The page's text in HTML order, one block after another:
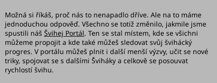
Možná si říkáš, proč nás to nenapadlo dříve. Ale na to máme
jednoduchou odpověď. Všechno se totiž změnilo, jakmile jsme
spustili náš Švihej Portál. Ten se stal místem, kde se všichni
můžeme propojit a kde také můžeš sledovat svůj švihácký
progres. V portálu můžeš plnit i další menší výzvy, učit se nové
triky, spojovat se s dalšími Šviháky a celkově se posouvat
rychlostí švihu.